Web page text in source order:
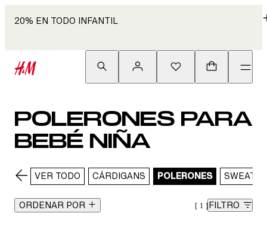
20% EN TODO INFANTIL
POLERONES PARA
BEBÉ NIÑA
VER TODO CÁRDIGANS POLERONES
ORDENAR POR 1 FILTRO